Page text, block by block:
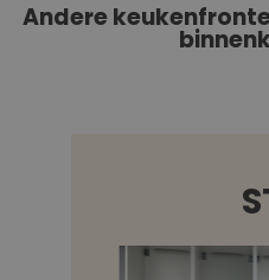
Andere